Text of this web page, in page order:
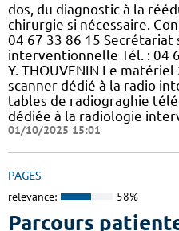
dos, du diagnostic à la
chirurgie si nécessaire.
04 67 33 86 15 Secrétariat
interventionnelle Tél. : 04
Y. THOUVENIN Le
scanner dédié à la radio
tables de radiograghie
dédiée à la radiologie
01/10/2025 15:01
PAGES
relevance: 58%
Parcours